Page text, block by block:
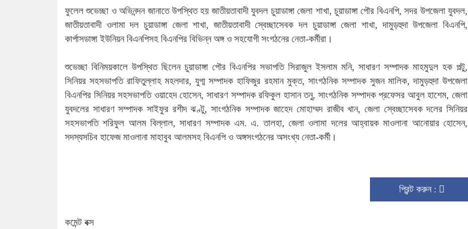
ফুলেল শুভেচ্ছা ও অভিনন্দন জানাতে উপস্থিত হয় জাতীয়তাবাদী যুবদল চুয়াডাঙ্গা জেলা শাখা, চুয়াডাঙ্গা পৌর বিএনপি, সদর উপজেলা যুবদল,
জাতীয়তাবাদী ওলামা দল চুয়াডাঙ্গা জেলা শাখা, জাতীয়তাবাদী স্বেচ্ছাসেবক দল চুয়াডাঙ্গা জেলা শাখা, দামুড়হুদা উপজেলা বিএনপি,
কার্পাসডাঙ্গা ইউনিয়ন বিএনপিসহ বিএনপির বিভিন্ন অঙ্গ ও সহযোগী সংগঠনের নেতা-কর্মীরা।
শুভেচ্ছা বিনিময়কালে উপস্থিত ছিলেন চুয়াডাঙ্গা পৌর বিএনপির সভাপতি সিরাজুল ইসলাম মনি, সাধারণ সম্পাদক মাহমুদুল হক পল্টু,
সিনিয়র সহসভাপতি রাফিতুল্লাহ মহলদার, যুগ্ম সম্পাদক হাফিজুর রহমান মুক্ত, সাংগঠনিক সম্পাদক সুজন মালিক, দামুড়হুদা উপজেলা
বিএনপির সিনিয়র সহসভাপতি ওয়াহেদ হোসেন, সাধারণ সম্পাদক রফিকুল হাসান তনু, সাংগঠনিক সম্পাদক প্রফেসর আবুল হাশেম, জেলা
যুবদলের সাধারণ সম্পাদক সাইফুর রশীদ ঝণ্টু, সাংগঠনিক সম্পাদক জাহেদ মোহাম্মদ রাজীব খান, জেলা স্বেচ্ছাসেবক দলের সিনিয়র
সহসভাপতি শরিফুল আলম বিল্লাল, সাধারণ সম্পাদক এম. এ. তালহা, জেলা ওলামা দলের আহ্বায়ক মাওলানা আনোয়ার হোসেন,
সদস্যসচিব হাফেজ মাওলানা মাহাবুব আলমসহ বিএনপি ও অঙ্গসংগঠনের অসংখ্য নেতা-কর্মী।
প্রিন্ট করুন :
কমেন্ট বক্স